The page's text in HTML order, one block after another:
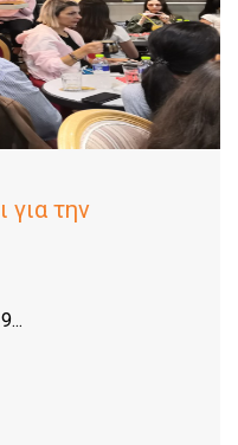
για την